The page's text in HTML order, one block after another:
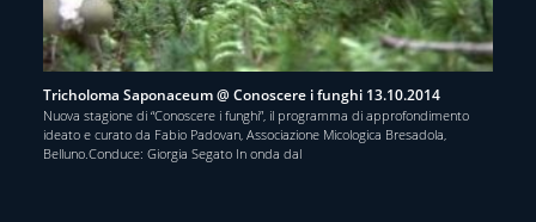
Tricholoma Saponaceum @ Conoscere i funghi 13.10.2014
Nuova stagione di “Conoscere i funghi”, il programma di approfondimento
ideato e curato da Fabio Padovan, Associazione Micologica Bresadola,
Belluno.Conduce: Giorgia Segato In onda dal